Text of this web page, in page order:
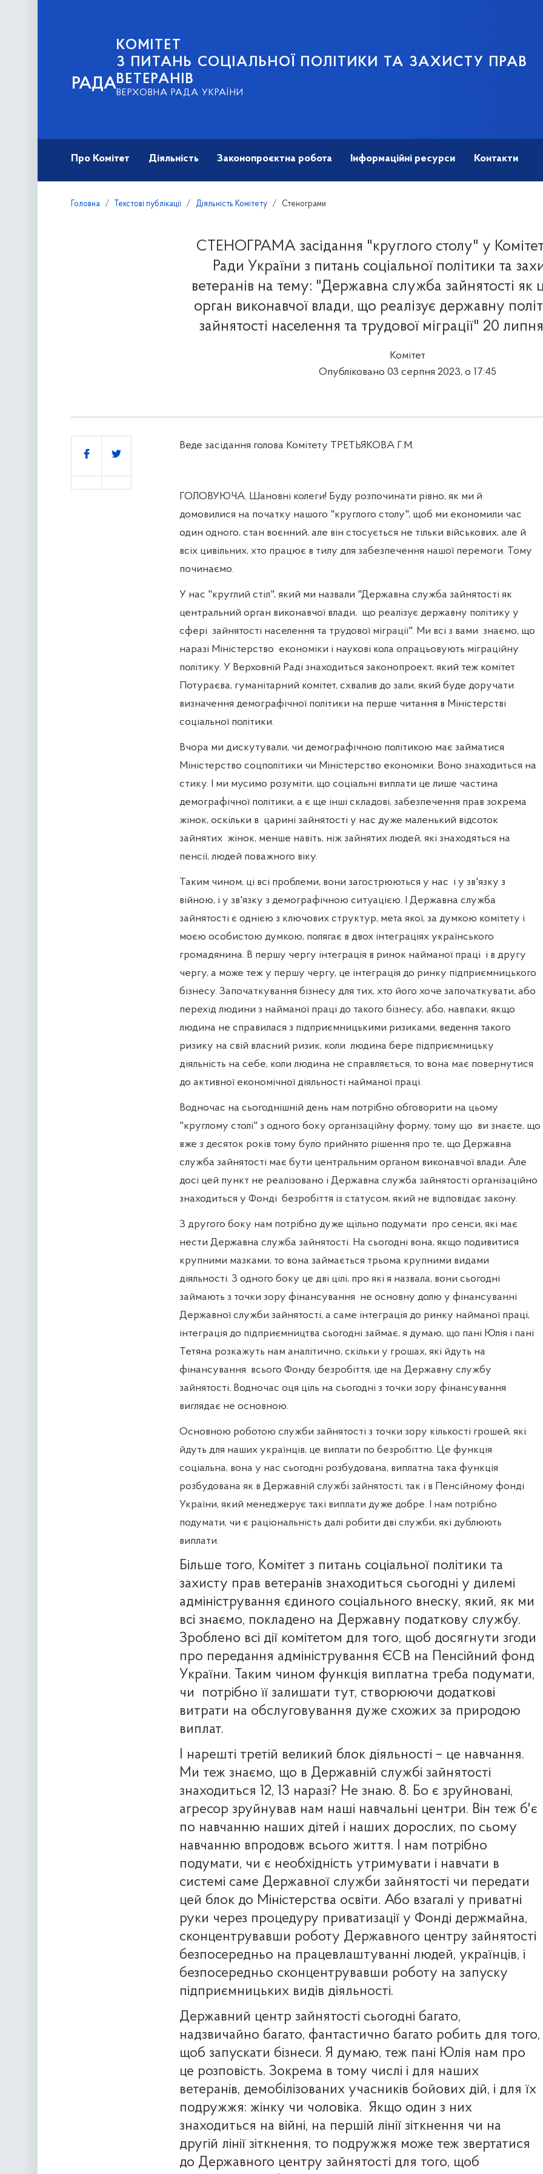
РАДА
КОМІТЕТ
З ПИТАНЬ СОЦІАЛЬНОЇ ПОЛІТИКИ ТА ЗАХИСТУ ПРАВ
ВЕТЕРАНІВ
ВЕРХОВНА РАДА УКРАЇНИ
Про Комітет Діяльність Законопроєктна робота Інформаційні ресурси Контакти
Головна Текстові публікації Діяльність Комітету Стенограми
СТЕНОГРАМА засідання "круглого столу" у
Ради України з питань соціальної політики та
ветеранів на тему: "Державна служба зайнятості як
орган виконавчої влади, що реалізує державну
зайнятості населення та трудової міграції" 20
Комітет
Опубліковано 03 серпня 2023, о 17:45
Веде засідання голова Комітету ТРЕТЬЯКОВА Г.М.
ГОЛОВУЮЧА. Шановні колеги! Буду розпочинати рівно, як ми й
домовилися на початку нашого "круглого столу", щоб ми економили час
один одного, стан воєнний, але він стосується не тільки військових, але й
всіх цивільних, хто працює в тилу для забезпечення нашої перемоги. Тому
починаємо.
У нас "круглий стіл", який ми назвали "Державна служба зайнятості як
центральний орган виконавчої влади, що реалізує державну політику у
сфері зайнятості населення та трудової міграції". Ми всі з вами знаємо, що
наразі Міністерство економіки і наукові кола опрацьовують міграційну
політику. У Верховній Раді знаходиться законопроект, який теж комітет
Потураєва, гуманітарний комітет, схвалив до зали, який буде доручати
визначення демографічної політики на перше читання в Міністерстві
соціальної політики.
Вчора ми дискутували, чи демографічною політикою має займатися
Міністерство соцполітики чи Міністерство економіки. Воно знаходиться на
стику. І ми мусимо розуміти, що соціальні виплати це лише частина
демографічної політики, а є ще інші складові, забезпечення прав зокрема
жінок, оскільки в царині зайнятості у нас дуже маленький відсоток
зайнятих жінок, менше навіть, ніж зайнятих людей, які знаходяться на
пенсії, людей поважного віку.
Таким чином, ці всі проблеми, вони загострюються у нас і у зв'язку з
війною, і у зв'язку з демографічною ситуацією. І Державна служба
зайнятості є однією з ключових структур, мета якої, за думкою комітету і
моєю особистою думкою, полягає в двох інтеграціях українського
громадянина. В першу чергу інтеграція в ринок найманої праці і в другу
чергу, а може теж у першу чергу, це інтеграція до ринку підприємницького
бізнесу. Започаткування бізнесу для тих, хто його хоче започаткувати, або
перехід людини з найманої праці до такого бізнесу, або, навпаки, якщо
людина не справилася з підприємницькими ризиками, ведення такого
ризику на свій власний ризик, коли людина бере підприємницьку
діяльність на себе, коли людина не справляється, то вона має повернутися
до активної економічної діяльності найманої праці.
Водночас на сьогоднішній день нам потрібно обговорити на цьому
"круглому столі" з одного боку організаційну форму, тому що ви знаєте, що
вже з десяток років тому було прийнято рішення про те, що Державна
служба зайнятості має бути центральним органом виконавчої влади. Але
досі цей пункт не реалізовано і Державна служба зайнятості організаційно
знаходиться у Фонді безробіття із статусом, який не відповідає закону.
З другого боку нам потрібно дуже щільно подумати про сенси, які має
нести Державна служба зайнятості. На сьогодні вона, якщо подивитися
крупними мазками, то вона займається трьома крупними видами
діяльності. З одного боку це дві цілі, про які я назвала, вони сьогодні
займають з точки зору фінансування не основну долю у фінансуванні
Державної служби зайнятості, а саме інтеграція до ринку найманої праці,
інтеграція до підприємництва сьогодні займає, я думаю, що пані Юлія і пані
Тетяна розкажуть нам аналітично, скільки у грошах, які йдуть на
фінансування всього Фонду безробіття, іде на Державну службу
зайнятості. Водночас оця ціль на сьогодні з точки зору фінансування
виглядає не основною.
Основною роботою служби зайнятості з точки зору кількості грошей, які
йдуть для наших українців, це виплати по безробіттю. Це функція
соціальна, вона у нас сьогодні розбудована, виплатна така функція
розбудована як в Державній службі зайнятості, так і в Пенсійному фонді
України, який менеджерує такі виплати дуже добре. І нам потрібно
подумати, чи є раціональність далі робити дві служби, які дублюють
виплати.
Більше того, Комітет з питань соціальної політики та
захисту прав ветеранів знаходиться сьогодні у дилемі
адміністрування єдиного соціального внеску, який, як ми
всі знаємо, покладено на Державну податкову службу.
Зроблено всі дії комітетом для того, щоб досягнути згоди
про передання адміністрування ЄСВ на Пенсійний фонд
України. Таким чином функція виплатна треба подумати,
чи
потрібно її залишати тут, створюючи додаткові
витрати на обслуговування дуже схожих за природою
виплат.
І нарешті третій великий блок діяльності – це навчання.
Ми теж знаємо, що в Державній службі зайнятості
знаходиться 12, 13 наразі? Не знаю. 8. Бо є зруйновані,
агресор зруйнував нам наші навчальні центри. Він теж б'є
по навчанню наших дітей і наших дорослих, по сьому
навчанню впродовж всього життя. І нам потрібно
подумати, чи є необхідність утримувати і навчати в
системі саме Державної служби зайнятості чи передати
цей блок до Міністерства освіти. Або взагалі у приватні
руки через процедуру приватизації у Фонді держмайна,
сконцентрувавши роботу Державного центру зайнятості
безпосередньо на працевлаштуванні людей, українців, і
безпосередньо сконцентрувавши роботу на запуску
підприємницьких видів діяльності.
Державний центр зайнятості сьогодні багато,
надзвичайно багато, фантастично багато робить для того,
щоб запускати бізнеси. Я думаю, теж пані Юлія нам про
це розповість. Зокрема в тому числі і для наших
ветеранів, демобілізованих учасників бойових дій, і для їх
подружжя: жінку чи чоловіка. Якщо один з них
знаходиться на війні, на першій лінії зіткнення чи на
другій лінії зіткнення, то подружжя може теж звертатися
до Державного центру зайнятості для того, щоб
Поділитись